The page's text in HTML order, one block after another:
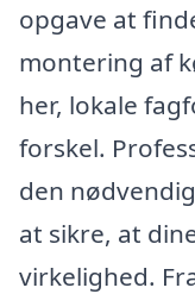
opgave at
montering af
her, lokale
forskel.
den
at sikre, at
virkelighed.